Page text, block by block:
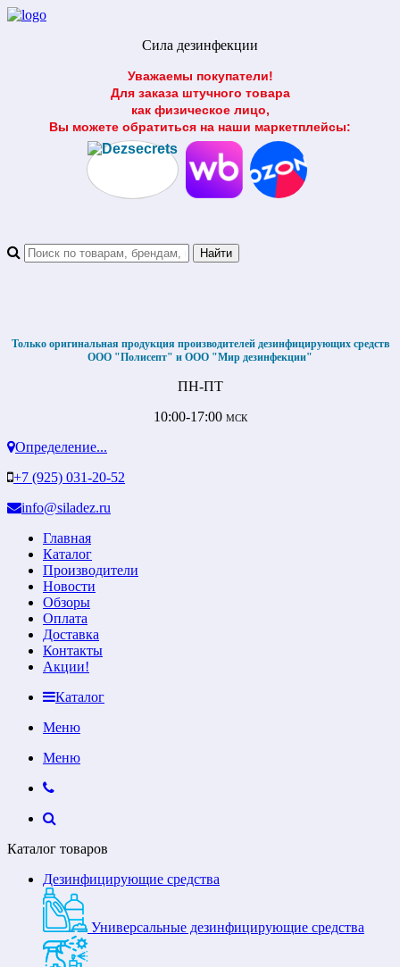
Сила дезинфекции
Уважаемы покупатели!
Для заказа штучного товара
как физическое лицо,
Вы можете обратиться на наши маркетплейсы:
Только оригинальная продукция производителей дезинфицирующих средств
ООО "Полисепт" и ООО "Мир дезинфекции"
ПН-ПТ
10:00-17:00 МСК
Определение...
+7 (925) 031-20-52
info@siladez.ru
Главная
Каталог
Производители
Новости
Обзоры
Оплата
Доставка
Контакты
Акции!
Каталог
Меню
Меню
Каталог товаров
Дезинфицирующие средства
Универсальные дезинфицирующие средства